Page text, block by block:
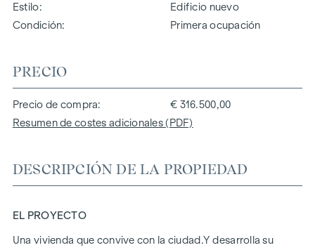
Estilo
Edificio nuevo
Condición
Primera ocupación
PRECIO
Precio de compra
€ 316.500,00
Resumen de costes adicionales (PDF)
DESCRIPCIÓN DE LA PROPIEDAD
EL PROYECTO
Una vivienda que convive con la ciudad.Y desarrolla su